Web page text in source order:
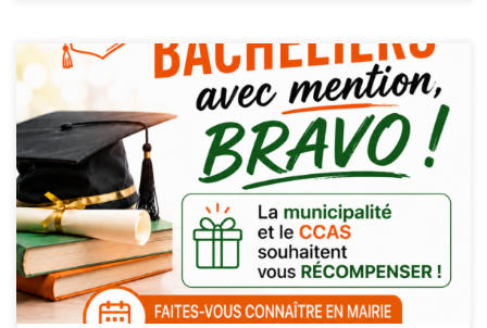
Vous avez obtenu votre baccalauréat avec une mention cette
année ?
La Ville de Nersac et le CCAS sont heureux de saluer
votre réussite en vous mettant à l’honneur et en vous remettant une
récompense.
Faites-vous connaître en mairie avant le 15
septembre 2026 afin de bénéficier de […]